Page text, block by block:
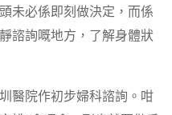
未必係即刻做決定，而係
諮詢嘅地方，了解身體狀
醫院作初步婦科諮詢。咁